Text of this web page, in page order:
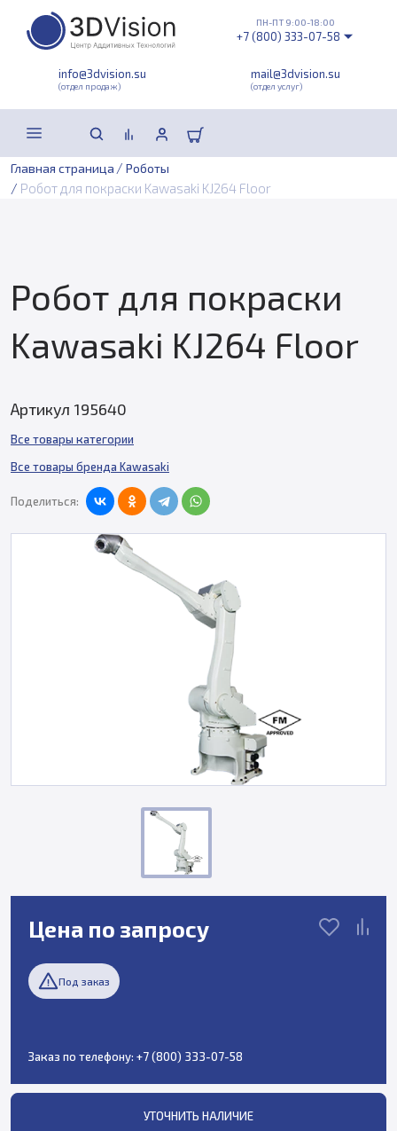
info@3dvision.su
(отдел продаж)
mail@3dvision.su
(отдел услуг)
ПН-ПТ 9:00-18:00
+7 (800) 333-07-58
Главная страница / Роботы
/ Робот для покраски Kawasaki KJ264 Floor
Робот для покраски
Kawasaki KJ264 Floor
Артикул 195640
Все товары категории
Все товары бренда Kawasaki
Поделиться:
Цена по запросу
Под заказ
Заказ по телефону: +7 (800) 333-07-58
УТОЧНИТЬ НАЛИЧИЕ